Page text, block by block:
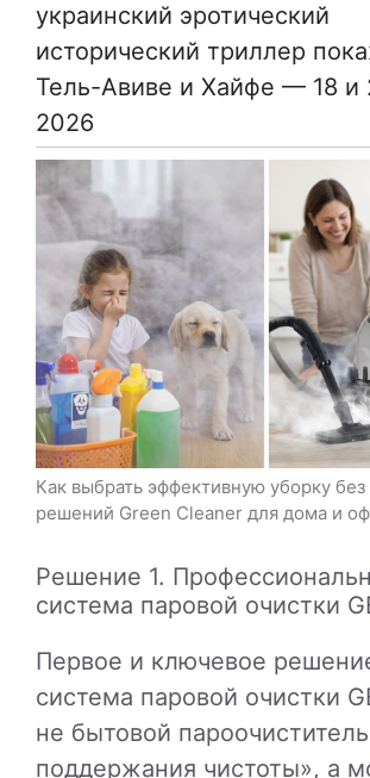
украинский эротический
исторический триллер
Тель-Авиве и Хайфе — 18 и
2026
Как выбрать эффективную уборку
решений Green Cleaner для дома и
Решение 1.
система паровой очистки
Первое и ключевое
система паровой очистки
не бытовой
поддержания чистоты», а